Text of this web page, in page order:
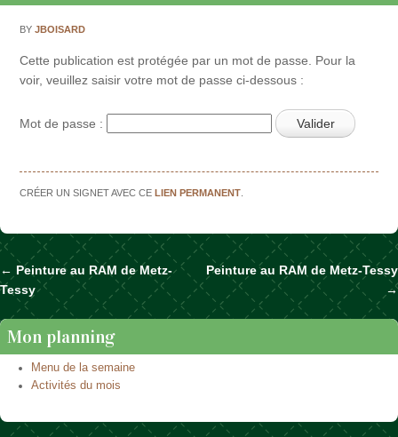
BYJBOISARD
Cette publication est protégée par un mot de passe. Pour la
voir, veuillez saisir votre mot de passe ci-dessous :
Mot de passe :
CRÉER UN SIGNET AVEC CELIEN PERMANENT
Naviguer dans les articles
← Peinture au RAM de Metz-
Tessy
Peinture au RAM de Metz-Tessy
→
Mon planning
Menu de la semaine
Activités du mois